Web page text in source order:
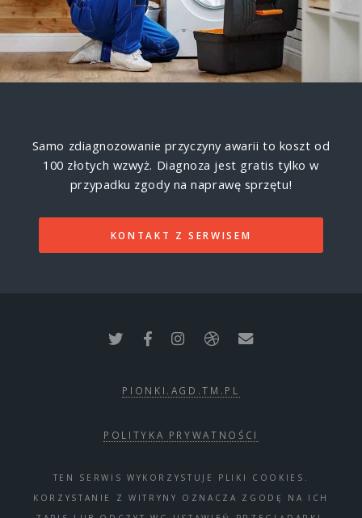
Samo zdiagnozowanie przyczyny awarii to koszt od
100 złotych wzwyż. Diagnoza jest gratis tylko w
przypadku zgody na naprawę sprzętu!
KONTAKT Z SERWISEM
PIONKI.AGD.TM.PL
POLITYKA PRYWATNOŚCI
TEN SERWIS WYKORZYSTUJE PLIKI COOKIES.
KORZYSTANIE Z WITRYNY OZNACZA ZGODĘ NA ICH